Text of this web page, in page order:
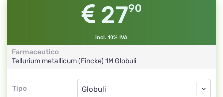
2790
incl. 10% IVA
Farmaceutico
Tellurium metallicum (Fincke) 1M Globuli
Tipo
Tipo